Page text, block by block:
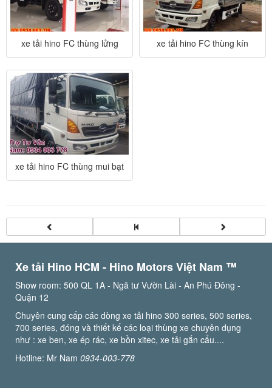
xe tải hino FC thùng lửng xe tải hino FC thùng kín
xe tải hino FC thùng mui bạt
Xe tải Hino HCM - Hino Motors Việt Nam ™️
Show room: 500 QL 1A - Ngã tư Vườn Lài - An Phú Đông -
Quận 12
Chuyên cung cấp các dòng xe tải hino 300 series, 500 series,
700 series, đóng và thiết kế các loại thùng xe chuyên dụng
như : xe ben, xe ép rác, xe bồn xitec, xe tải gắn cẩu....
Hotline: Mr Nam 0934-003-778